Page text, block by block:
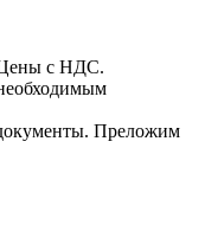
Цены с НДС.
Преложим